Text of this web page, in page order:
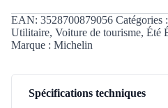
225/40
ZR19
(93Y)
EAN: 3528700879056 Catégories :
Utilitaire, Voiture de tourisme, Été
Marque : Michelin
Spécifications techniques